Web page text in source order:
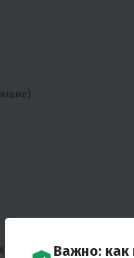
Андропова, 22
Важно: как